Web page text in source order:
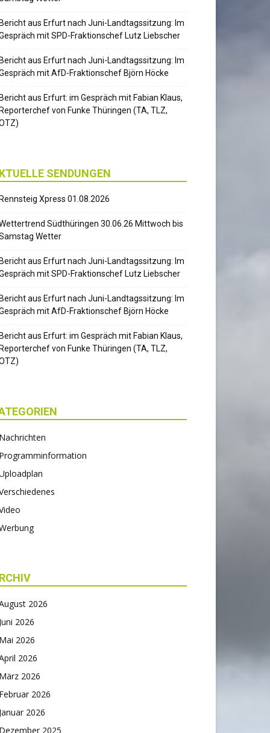
aus Erfurt nach Juni-Landtagssitzung: Im
mit SPD-Fraktionschef Lutz Liebscher
aus Erfurt nach Juni-Landtagssitzung: Im
mit AfD-Fraktionschef Björn Höcke
aus Erfurt: im Gespräch mit Fabian Klaus,
von Funke Thüringen (TA, TLZ,
SENDUNGEN
Xpress 01.08.2026
Südthüringen 30.06.26 Mittwoch bis
Wetter
aus Erfurt nach Juni-Landtagssitzung: Im
mit SPD-Fraktionschef Lutz Liebscher
aus Erfurt nach Juni-Landtagssitzung: Im
mit AfD-Fraktionschef Björn Höcke
aus Erfurt: im Gespräch mit Fabian Klaus,
von Funke Thüringen (TA, TLZ,
2026
2026
2026
2026
2026
2026
2026
2025